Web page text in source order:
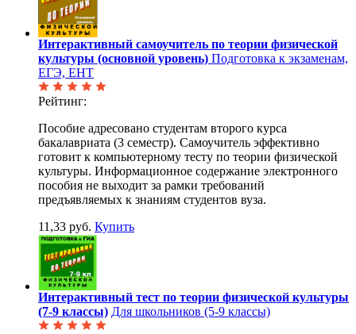
Интерактивный самоучитель по теории физической
культуры (основной уровень) Подготовка к экзаменам,
ЕГЭ, ЕНТ
Рейтинг:
Пособие адресовано студентам второго курса
бакалавриата (3 семестр). Самоучитель эффективно
готовит к компьютерному тесту по теории физической
культуры. Информационное содержание электронного
пособия не выходит за рамки требований
предъявляемых к знаниям студентов вуза.
11,33 руб. Купить
Интерактивный тест по теории физической культуры
(7-9 классы) Для школьников (5-9 классы)